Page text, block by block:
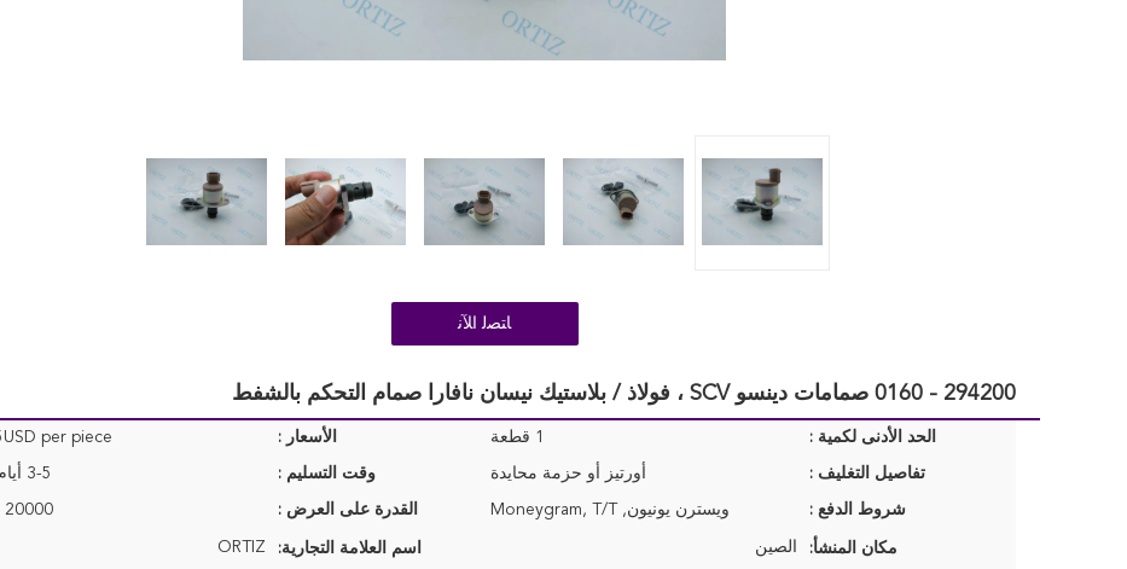
ﺎﺘﺼﻟ ﺍﻶﻧ
294200 - 0160 صمامات دينسو SCV ، فولاذ / بلاستيك نيسان نافارا صمام التحكم بالشفط
الحد الأدنى لكمية : 1 قطعة الأسعار : per piece
تفاصيل التغليف : أورتيز أو حزمة محايدة وقت التسليم : 3-5 أيام عمل
شروط الدفع : ويسترن يونيون, Moneygram, T/T القدرة على العرض : 20000 شهريا
مكان المنشأ: الصين اسم العلامة التجارية: ORTIZ